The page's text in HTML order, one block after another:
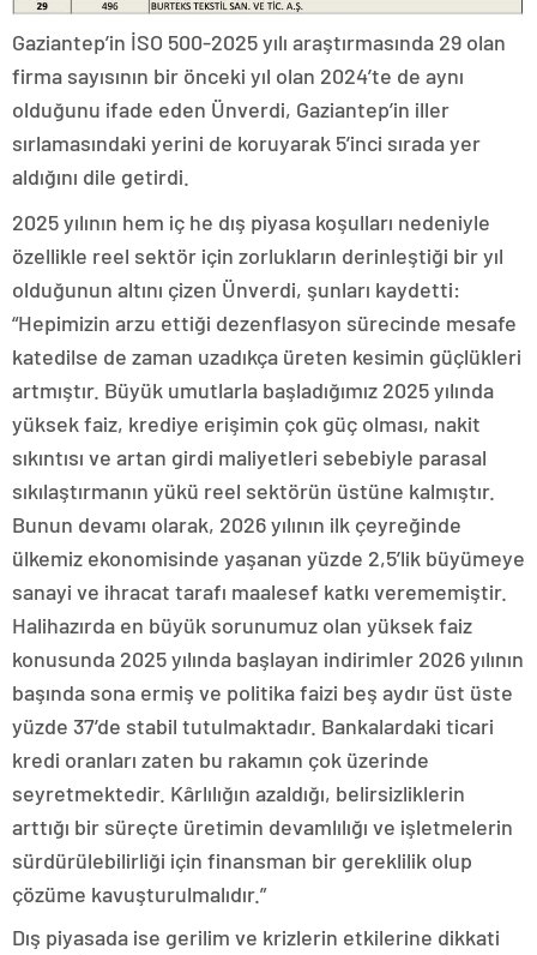
Gaziantep’in İSO 500-2025 yılı araştırmasında 29 olan
firma sayısının bir önceki yıl olan 2024’te de aynı
olduğunu ifade eden Ünverdi, Gaziantep’in iller
sırlamasındaki yerini de koruyarak 5’inci sırada yer
aldığını dile getirdi.
2025 yılının hem iç he dış piyasa koşulları nedeniyle
özellikle reel sektör için zorlukların derinleştiği bir yıl
olduğunun altını çizen Ünverdi, şunları kaydetti:
“Hepimizin arzu ettiği dezenflasyon sürecinde mesafe
katedilse de zaman uzadıkça üreten kesimin güçlükleri
artmıştır. Büyük umutlarla başladığımız 2025 yılında
yüksek faiz, krediye erişimin çok güç olması, nakit
sıkıntısı ve artan girdi maliyetleri sebebiyle parasal
sıkılaştırmanın yükü reel sektörün üstüne kalmıştır.
Bunun devamı olarak, 2026 yılının ilk çeyreğinde
ülkemiz ekonomisinde yaşanan yüzde 2,5’lik büyümeye
sanayi ve ihracat tarafı maalesef katkı verememiştir.
Halihazırda en büyük sorunumuz olan yüksek faiz
konusunda 2025 yılında başlayan indirimler 2026 yılının
başında sona ermiş ve politika faizi beş aydır üst üste
yüzde 37’de stabil tutulmaktadır. Bankalardaki ticari
kredi oranları zaten bu rakamın çok üzerinde
seyretmektedir. Kârlılığın azaldığı, belirsizliklerin
arttığı bir süreçte üretimin devamlılığı ve işletmelerin
sürdürülebilirliği için finansman bir gereklilik olup
çözüme kavuşturulmalıdır.”
Dış piyasada ise gerilim ve krizlerin etkilerine dikkati